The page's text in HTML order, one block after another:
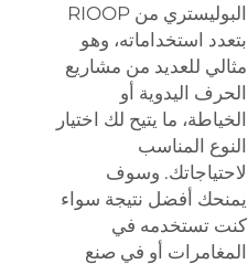
البوليستري من RIOOP
بتعدد استخداماته، وهو
مثالي للعديد من مشاريع
الحرف اليدوية أو
الخياطة، ما يتيح لك اختيار
النوع المناسب
لاحتياجاتك. وسوف
يمنحك أفضل نتيجة سواء
كنت تستخدمه في
المغامرات أو في صنع